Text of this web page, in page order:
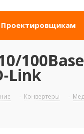
Проектировщикам
Link
- Конвертеры -